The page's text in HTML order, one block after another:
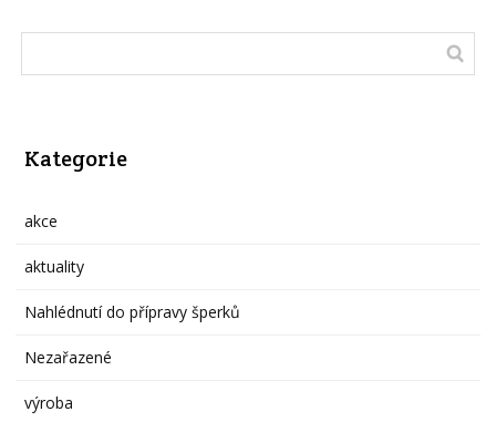
Kategorie
akce
aktuality
Nahlédnutí do přípravy šperků
Nezařazené
výroba